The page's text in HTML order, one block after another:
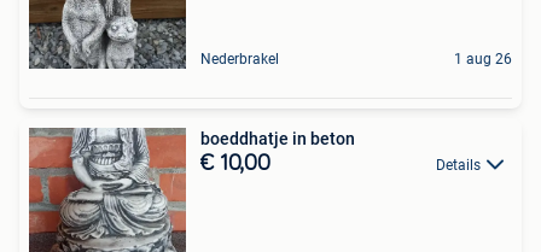
Nederbrakel 1 aug 26
boeddhatje in beton
€ 10,00 Details